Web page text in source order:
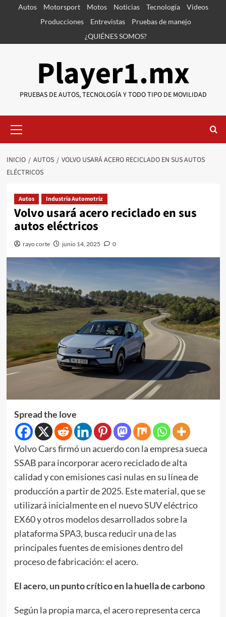
SaltarAutos Motorsport Motos Noticias Tecnología
Videos
Producciones
Entrevistas
Pruebas de manejo
¿QUIÉNES SOMOS?
Player1.mx
PRUEBAS DE AUTOS, TECNOLOGÍA Y TODO TIPO DE MOVILIDAD
primario
INICIO AUTOS
VOLVO USARÁ ACERO RECICLADO EN SUS AUTOS
ELÉCTRICOS
Autos Industria Automotriz
Volvo usará acero reciclado en sus
autos eléctricos
rayo corte junio 14, 2025 0
Spread the love
Volvo Cars firmó un acuerdo con la empresa sueca
SSAB para incorporar acero reciclado de alta
calidad y con emisiones casi nulas en su línea de
producción a partir de 2025. Este material, que se
utilizará inicialmente en el nuevo SUV eléctrico
EX60 y otros modelos desarrollados sobre la
plataforma SPA3, busca reducir una de las
principales fuentes de emisiones dentro del
proceso de fabricación: el acero.
El acero, un punto crítico en la huella de carbono
Según la propia marca, el acero representa cerca